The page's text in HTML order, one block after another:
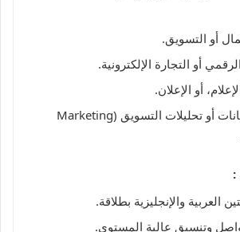
أو التسويق.
أو التجارة الإلكترونية.
أو الإعلان.
– تحليل البيانات أو تحليلات التسويق (Marketing
:
العربية والإنجليزية بطلاقة.
وتنسيق عالية المستوى.